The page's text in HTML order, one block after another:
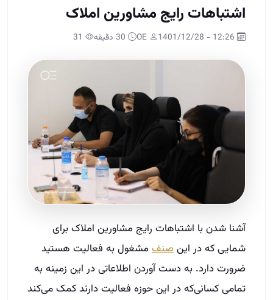
اشتباهات رایج مشاورین املاک
آشنا شدن با اشتباهات رایج مشاورین املاک برای
شمایی که در اینصنفمشغول به فعالیت هستید
ضرورت دارد. به دست آوردن اطلاعاتی در این زمینه به
تمامی کسانی‌که در این حوزه فعالیت دارند کمک می‌کند